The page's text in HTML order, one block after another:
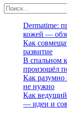
Dermatime:
кожей —
Как
развитие
В спальном
произошёл
Как разумно
не нужно
Как ведущий
— идеи и